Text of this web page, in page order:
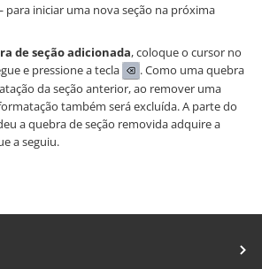
iniciar uma nova seção na próxima
de seção adicionada, coloque o cursor no
e pressione a tecla
. Como uma quebra
da seção anterior, ao remover uma
também será excluída. A parte do
a quebra de seção removida adquire a
a seguiu.